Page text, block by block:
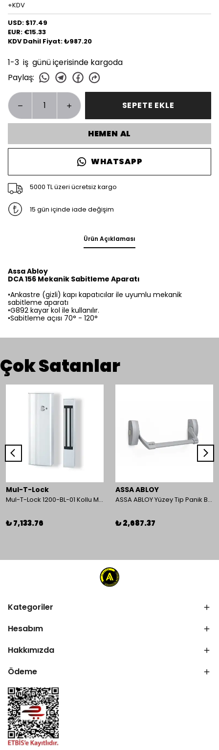
+KDV
USD: $17.49
EUR: €15.33
KDV Dahil Fiyat: ₺987.20
1-3 iş günü içerisinde kargoda
Paylaş:
SEPETE EKLE
HEMEN AL
WHATSAPP
5000 TL üzeri ücretsiz kargo
15 gün içinde iade değişim
Ürün Açıklaması
Assa Abloy
DCA 156 Mekanik Sabitleme Aparatı
•Ankastre (gizli) kapı kapatıcılar ile uyumlu mekanik
sabitleme aparatı
•G892 kayar kol ile kullanılır.
•Sabitleme açısı 70° - 120°
Çok Satanlar
Mul-T-Lock
Mul-T-Lock 1200-BL-01 Kollu Manyetik Kilit 272 kg 600 Lbs
₺ 7,133.76
ASSA ABLOY
ASSA ABLOY Yüzey Tip Panik Bar PED 180
₺ 2,687.37
Kategoriler
Hesabım
Hakkımızda
Ödeme